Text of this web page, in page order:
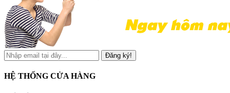
Đăng ký!
HỆ THỐNG CỬA HÀNG